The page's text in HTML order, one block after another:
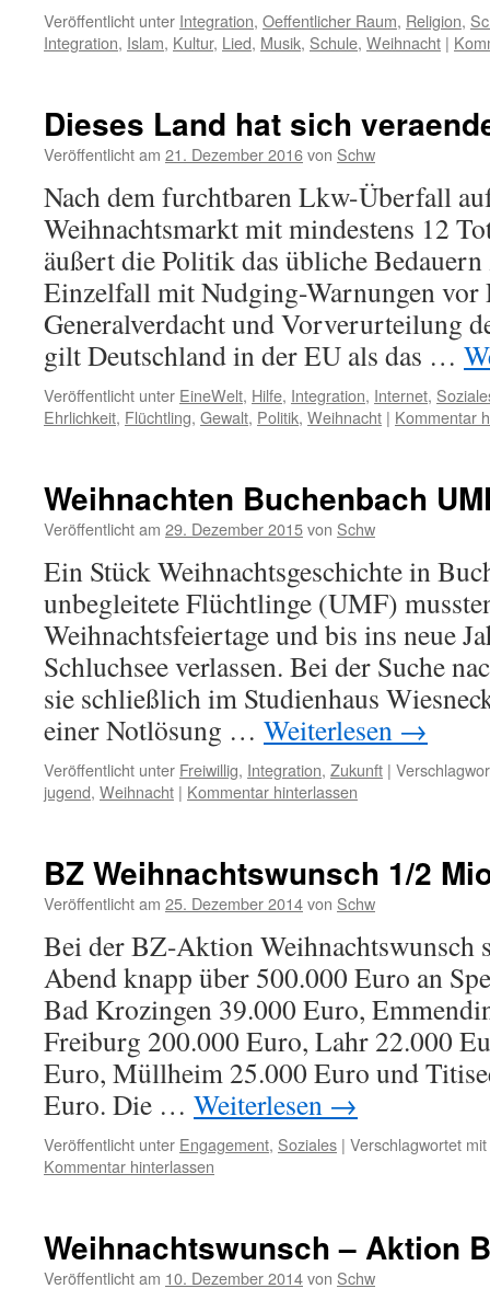
Veröffentlicht unter Integration, Oeffentlicher Raum, Religion,
Integration, Islam, Kultur, Lied, Musik, Schule, Weihnacht |
Dieses Land hat sich
Veröffentlicht am 21. Dezember 2016von Schw
Nach dem furchtbaren Lkw-Überfall
Weihnachtsmarkt mit mindestens 12
äußert die Politik das übliche
Einzelfall mit Nudging-Warnungen vor
Generalverdacht und Vorverurteilung
gilt Deutschland in der EU als das …
Veröffentlicht unter EineWelt, Hilfe, Integration, Internet,
Ehrlichkeit, Flüchtling, Gewalt, Politik, Weihnacht | Kommentar
Weihnachten Buchenbach
Veröffentlicht am 29. Dezember 2015von Schw
Ein Stück Weihnachtsgeschichte in
unbegleitete Flüchtlinge (UMF)
Weihnachtsfeiertage und bis ins neue
Schluchsee verlassen. Bei der Suche
sie schließlich im Studienhaus
einer Notlösung … Weiterlesen →
Veröffentlicht unter Freiwillig, Integration, Zukunft |
jugend, Weihnacht | Kommentar hinterlassen
BZ Weihnachtswunsch 1/2
Veröffentlicht am 25. Dezember 2014von Schw
Bei der BZ-Aktion Weihnachtswunsch
Abend knapp über 500.000 Euro an
Bad Krozingen 39.000 Euro,
Freiburg 200.000 Euro, Lahr 22.000
Euro, Müllheim 25.000 Euro und
Euro. Die … Weiterlesen →
Veröffentlicht unter Engagement, Soziales | Verschlagwortet mit
Kommentar hinterlassen
Weihnachtswunsch – Aktion
Veröffentlicht am 10. Dezember 2014von Schw